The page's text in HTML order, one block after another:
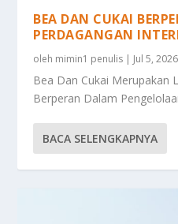
BEA DAN CUKAI
PERDAGANGAN
oleh mimin1 penulis | Jul 5, 2026
Bea Dan Cukai Merupakan
Berperan Dalam
BACA SELENGKAPNYA